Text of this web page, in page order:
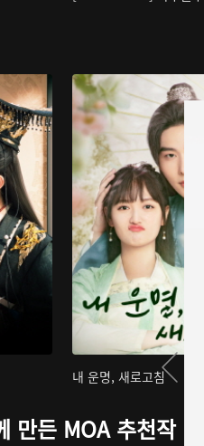
내 운명, 새로고침
만든 MOA 추천작